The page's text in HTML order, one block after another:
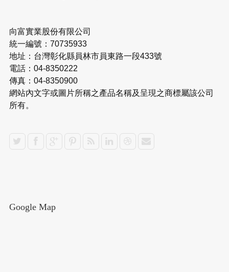
向富實業股份有限公司
統一編號：70735933
地址：台灣彰化縣員林市員東路一段433號
電話：04-8350222
傳真：04-8350900
網站內文字或圖片所稱之產品名稱及呈現之商標屬該公司
所有。
Google Map